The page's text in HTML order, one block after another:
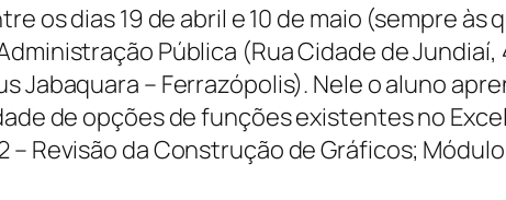
os dias 19 de abril e 10 de maio (sempre às
Pública (Rua Cidade de
Jabaquara – Ferrazópolis). Nele o aluno
de opções de funções existentes no
– Revisão da Construção de Gráficos;